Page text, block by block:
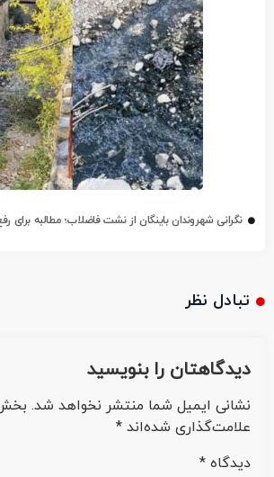
نگرانی شهروندان باینگان از نشت فاضلاب؛ مطالبه
تبادل نظر
دیدگاهتان را بنویسید
نشانی ایمیل شما منتشر نخواهد شد.
علامت‌گذاری شده‌اند *
دیدگاه *